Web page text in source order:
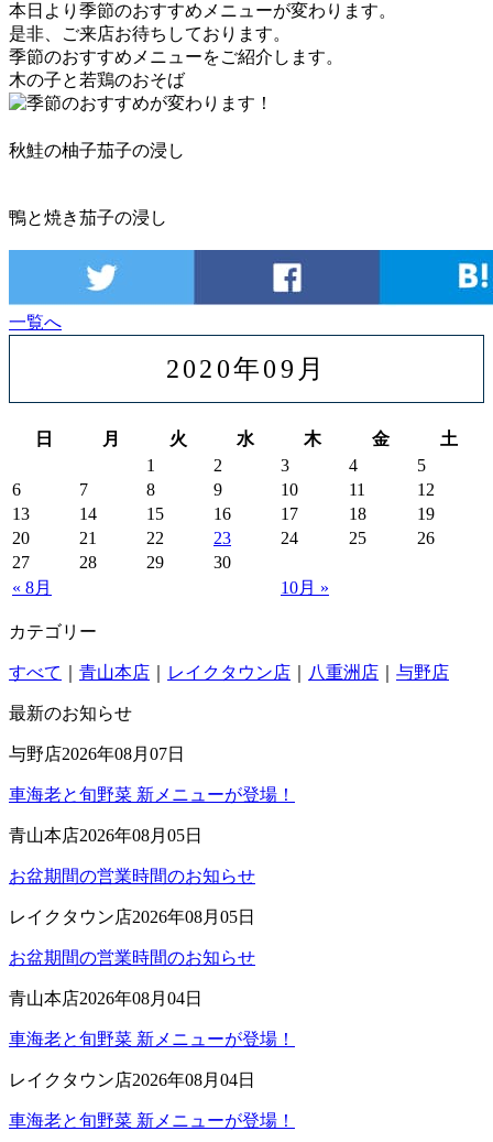
本日より季節のおすすめメニューが変わります。
是非、ご来店お待ちしております。
季節のおすすめメニューをご紹介します。
木の子と若鶏のおそば
秋鮭の柚子茄子の浸し
鴨と焼き茄子の浸し
一覧へ
2020年09月
日 月 火 水 木 金 土
« 8月 10月 »
1 2 3 4
5
6
7 8 9 10 11
12
13
14 15 16 17 18
19
20
21 22 23 24 25
26
27
28 29 30
カテゴリー
すべて 青山本店 レイクタウン店 八重洲店 与野店
最新のお知らせ
与野店2026年08月07日
車海老と旬野菜 新メニューが登場！
青山本店2026年08月05日
お盆期間の営業時間のお知らせ
レイクタウン店2026年08月05日
お盆期間の営業時間のお知らせ
青山本店2026年08月04日
車海老と旬野菜 新メニューが登場！
レイクタウン店2026年08月04日
車海老と旬野菜 新メニューが登場！